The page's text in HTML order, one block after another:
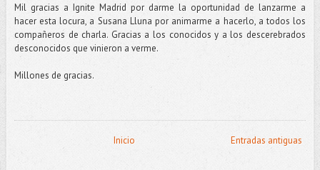
Mil gracias a Ignite Madrid por darme la oportunidad de lanzarme a
hacer esta locura, a Susana Lluna por animarme a hacerlo, a todos los
compañeros de charla. Gracias a los conocidos y a los descerebrados
desconocidos que vinieron a verme.
Millones de gracias.
Entradas antiguas
Inicio